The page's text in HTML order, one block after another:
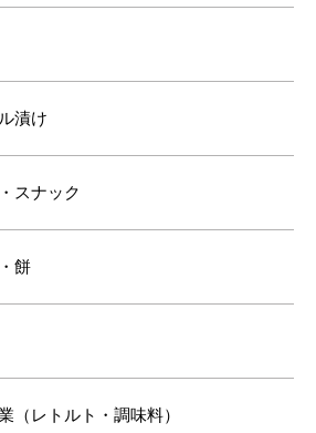
漬け
スナック
餅
（レトルト・調味料）